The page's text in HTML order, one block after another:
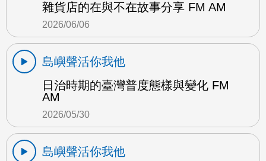
雜貨店的在與不在故事分享 FM AM
2026/06/06
島嶼聲活你我他
日治時期的臺灣普度態樣與變化 FM
AM
2026/05/30
島嶼聲活你我他